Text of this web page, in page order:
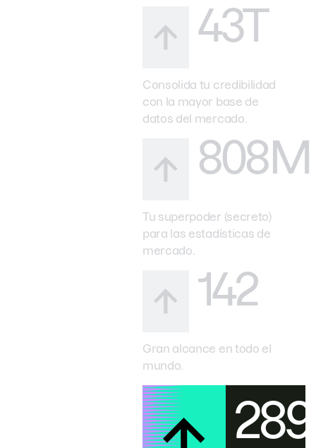
43T
Consolida tu credibilidad
con la mayor base de
datos del mercado.
808M
Tu superpoder (secreto)
para las estadísticas de
mercado.
142
Gran alcance en todo el
mundo.